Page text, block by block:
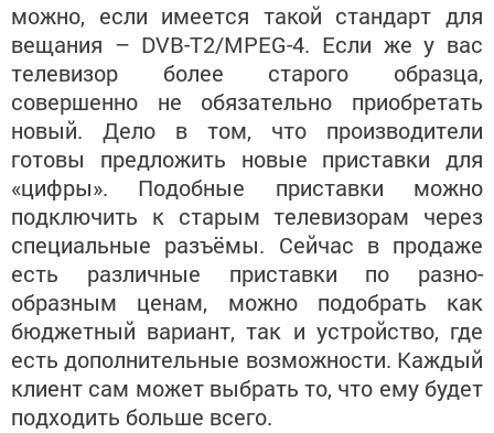
можно, если имеется такой стандарт для
вещания – DVB-T2/MPEG-4. Если же у вас
телевизор более старого образца,
совершенно не обязательно приобретать
новый. Дело в том, что производители
готовы предложить новые приставки для
«цифры». Подобные приставки можно
подключить к старым телевизорам через
специальные разъёмы. Сейчас в продаже
есть различные приставки по разно-
образным ценам, можно подобрать как
бюджетный вариант, так и устройство, где
есть дополнительные возможности. Каждый
клиент сам может выбрать то, что ему будет
подходить больше всего.